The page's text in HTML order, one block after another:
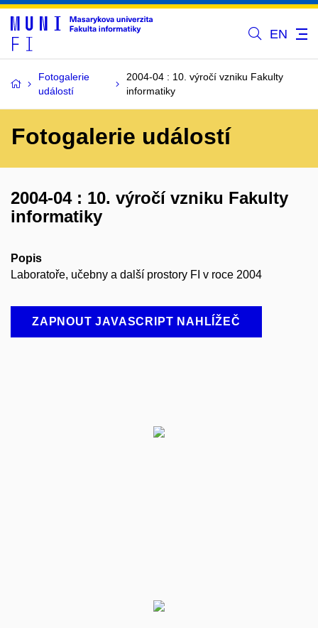
EN
Fotogalerie
událostí
2004-04 : 10. výročí vzniku Fakulty
informatiky
Fotogalerie událostí
2004-04 : 10. výročí vzniku Fakulty
informatiky
Popis
Laboratoře, učebny a další prostory FI v roce 2004
ZAPNOUT JAVASCRIPT NAHLÍŽEČ